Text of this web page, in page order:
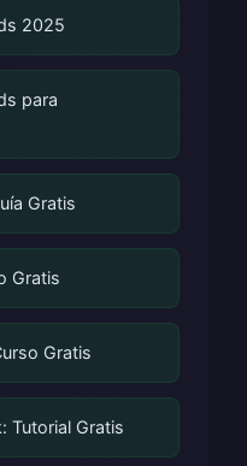
2025
para
Gratis
Gratis
Gratis
Tutorial Gratis